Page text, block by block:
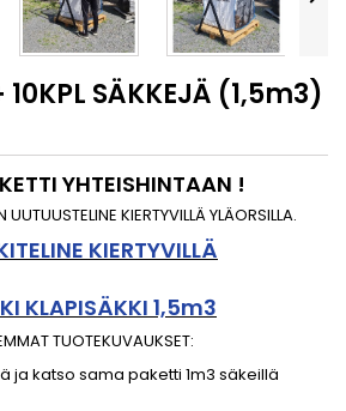
10KPL SÄKKEJÄ (1,5m3)
YHTEISHINTAAN !
KIERTYVILLÄ YLÄORSILLA.
KIERTYVILLÄ
KLAPISÄKKI 1,5m3
TUOTEKUVAUKSET:
ja katso sama paketti 1m3 säkeillä